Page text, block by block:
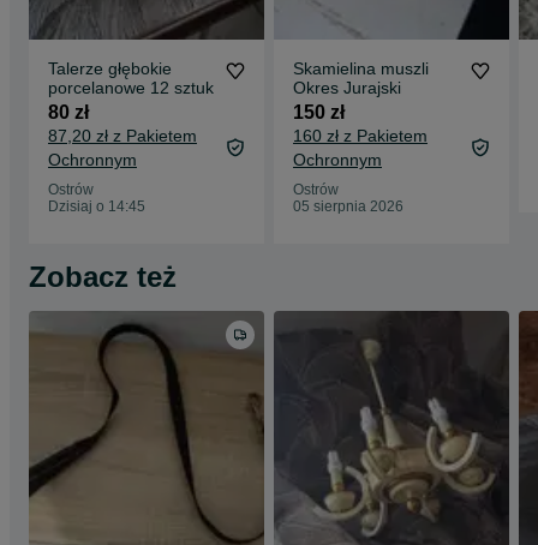
Talerze głębokie
porcelanowe 12 sztuk
80 zł
87,20 zł z Pakietem
Ochronnym
Ostrów
Dzisiaj o 14:45
Skamielina muszli
Okres Jurajski
150 zł
160 zł z Pakietem
Ochronnym
Ostrów
05 sierpnia 2026
Zobacz też